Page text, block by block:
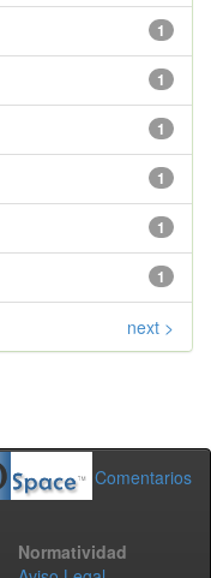
1
1
1
1
1
1
next >
Comentarios
Normatividad